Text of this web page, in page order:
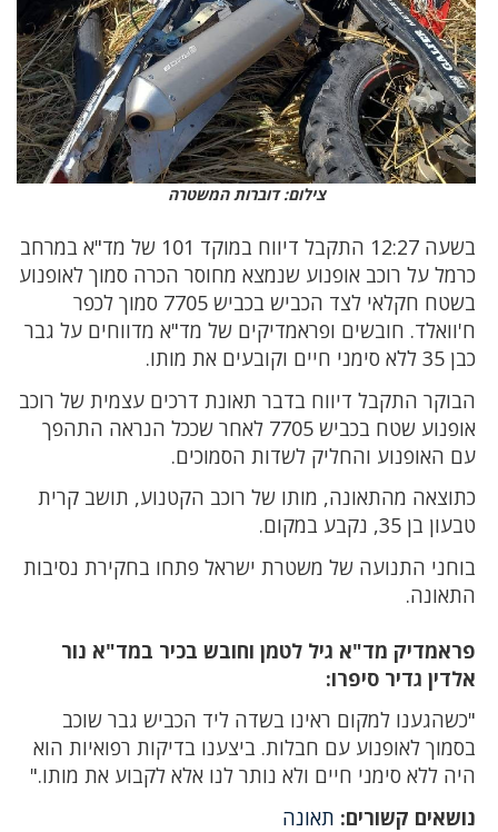
צילום: דוברות המשטרה
בשעה 12:27 התקבל דיווח במוקד 101 של מד"א במרחב
כרמל על רוכב אופנוע שנמצא מחוסר הכרה סמוך לאופנוע
בשטח חקלאי לצד הכביש בכביש 7705 סמוך לכפר
ח'וואלד. חובשים ופראמדיקים של מד"א מדווחים על גבר
כבן 35 ללא סימני חיים וקובעים את מותו.
הבוקר התקבל דיווח בדבר תאונת דרכים עצמית של רוכב
אופנוע שטח בכביש 7705 לאחר שככל הנראה התהפך
עם האופנוע והחליק לשדות הסמוכים.
כתוצאה מהתאונה, מותו של רוכב הקטנוע, תושב קרית
טבעון בן 35, נקבע במקום.
בוחני התנועה של משטרת ישראל פתחו בחקירת נסיבות
התאונה.
פראמדיק מד"א גיל לטמן וחובש בכיר במד"א נור
אלדין גדיר סיפרו:
"כשהגענו למקום ראינו בשדה ליד הכביש גבר שוכב
בסמוך לאופנוע עם חבלות. ביצענו בדיקות רפואיות הוא
היה ללא סימני חיים ולא נותר לנו אלא לקבוע את מותו."
נושאים קשורים: תאונה